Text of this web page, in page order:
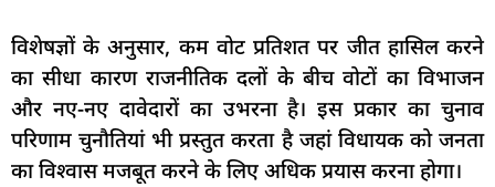
विशेषज्ञों के अनुसार, कम वोट प्रतिशत पर जीत हासिल करने
का सीधा कारण राजनीतिक दलों के बीच वोटों का विभाजन
और नए-नए दावेदारों का उभरना है। इस प्रकार का चुनाव
परिणाम चुनौतियां भी प्रस्तुत करता है जहां विधायक को जनता
का विश्वास मजबूत करने के लिए अधिक प्रयास करना होगा।